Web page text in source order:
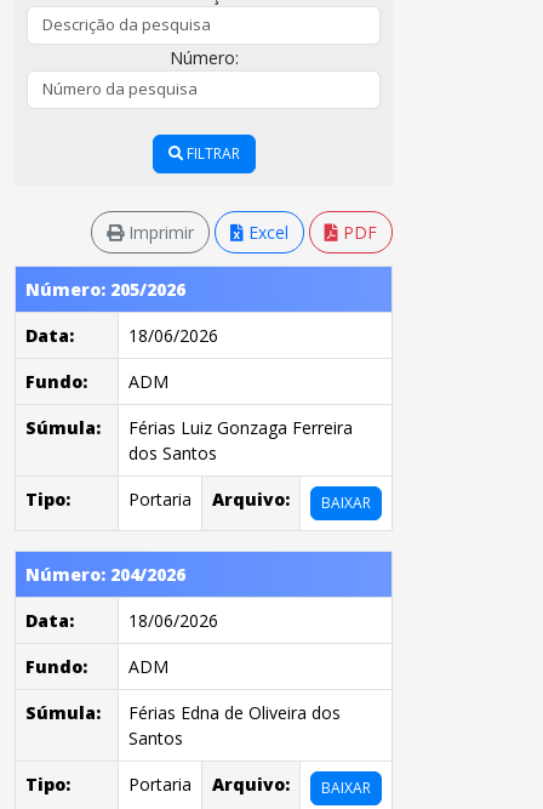
Número:
FILTRAR
Imprimir Excel PDF
Número: 205/2026
Data:
18/06/2026
Fundo:
ADM
Súmula:
Férias Luiz Gonzaga Ferreira
dos Santos
Tipo:
Portaria Arquivo: BAIXAR
Número: 204/2026
Data:
18/06/2026
Fundo:
ADM
Súmula:
Férias Edna de Oliveira dos
Santos
Tipo:
Portaria Arquivo: BAIXAR